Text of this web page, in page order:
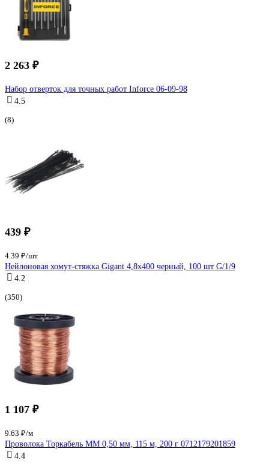
2 263 ₽
Набор отверток для точных работ Inforce 06-09-98
4.5
(8)
439 ₽
4.39 ₽/шт
Нейлоновая хомут-стяжка Gigant 4,8х400 черный, 100 шт G/1/9
4.2
(350)
1 107 ₽
9.63 ₽/м
Проволока Торкабель ММ 0,50 мм, 115 м, 200 г 0712179201859
4.4